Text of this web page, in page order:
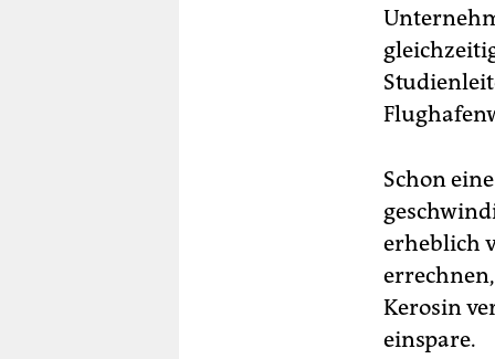
Schon
erheblich
Kerosin
einspare.